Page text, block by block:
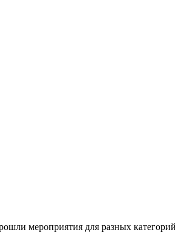
мероприятия для разных категорий